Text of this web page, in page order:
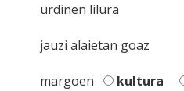
urdinen lilura
jauzi alaietan goaz
margoen kultura